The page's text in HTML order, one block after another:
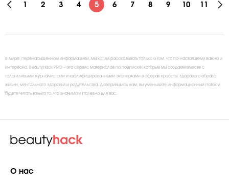
1 2 3 4 5 6 7 8 9 10 11
В мире, перенасыщенном информацией, мы хотим рассказывать только о том, что по-настоящему важно и
интересно. BeautyHack PRO – это сервис материалов по подписке, которые мы создаем вместе с
талантливыми журналистами и квалифицированными экспертами в сферах красоты, здорового образа
жизни, ментального здоровья и родительства. Доверившись нам, вы уменьшите информационный поток и
будете читать только то, что значимо и полезно для вас.
О нас